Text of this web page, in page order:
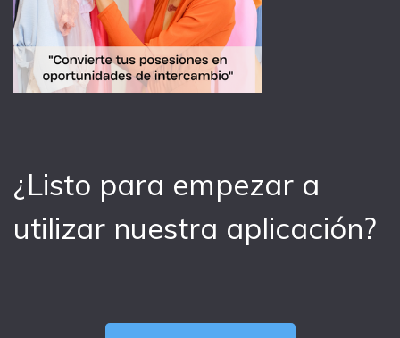
¿Listo para empezar a
utilizar nuestra aplicación?